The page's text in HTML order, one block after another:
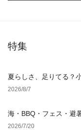
特集
夏らしさ、足りてる？
2026/8/7
海・BBQ・フェス・避
2026/7/20